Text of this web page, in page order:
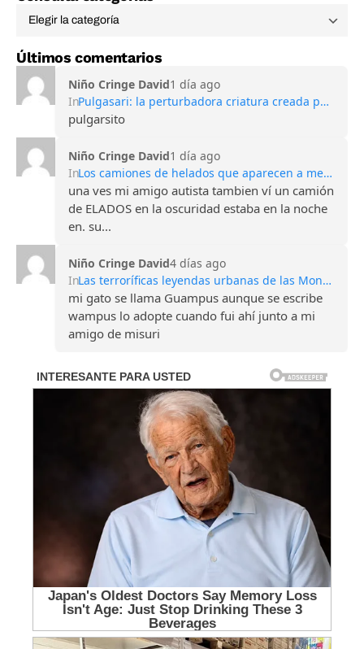
Últimos comentarios
Niño Cringe David1 día ago
In
Pulgasari: la perturbadora criatura creada por Corea del Norte para competir con Godzilla
pulgarsito
Niño Cringe David1 día ago
In
Los camiones de helados que aparecen a medianoche: la oscura leyenda de los niños desaparecidos
una ves mi amigo autista tambien ví un camión
de ELADOS en la oscuridad estaba en la noche
en. su...
Niño Cringe David4 días ago
In
Las terroríficas leyendas urbanas de las Montañas Apalaches
mi gato se llama Guampus aunque se escribe
wampus lo adopte cuando fui ahí junto a mi
amigo de misuri